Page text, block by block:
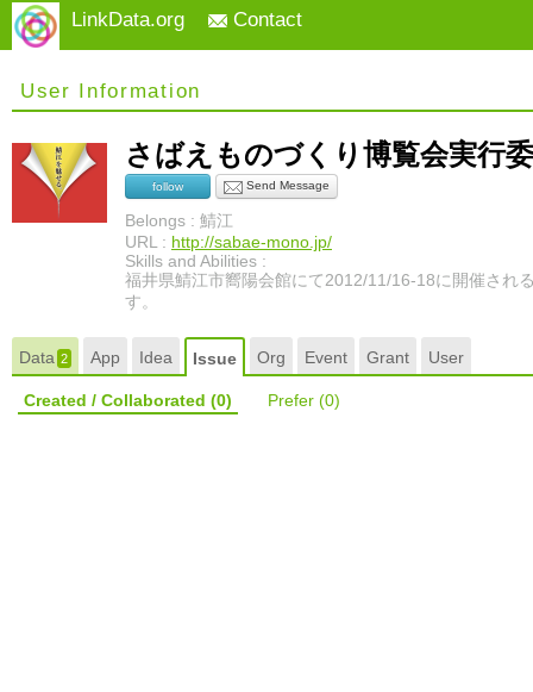
LinkData.org Contact
User Information
さばえものづくり博覧会実行
follow Send Message
Belongs : 鯖江
URL : http://sabae-mono.jp/
Skills and Abilities :
福井県鯖江市嚮陽会館にて2012/11/16-18に開催され
す。
Data2 App Idea Issue Org Event Grant User
Created / Collaborated (0) Prefer (0)